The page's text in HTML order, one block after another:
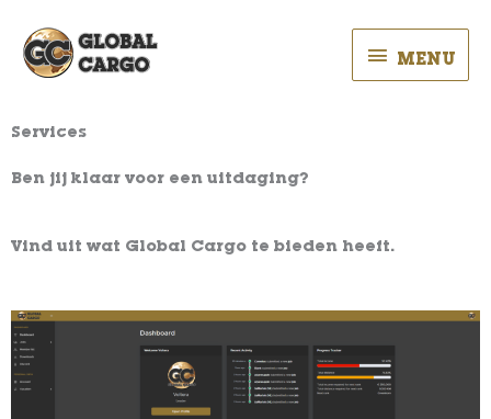
naar
MENU
Services
Ben jij klaar voor een uitdaging?
Vind uit wat Global Cargo te bieden heeft.